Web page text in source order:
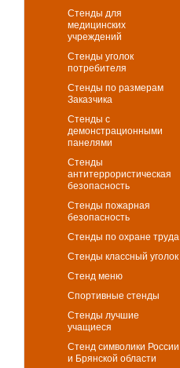
Стенды для
медицинских
учреждений
Стенды уголок
потребителя
Стенды по размерам
Заказчика
Стенды с
демонстрационными
панелями
Стенды
антитеррористическая
безопасность
Стенды пожарная
безопасность
Стенды по охране труда
Стенды классный уголок
Стенд меню
Спортивные стенды
Стенды лучшие
учащиеся
Стенд символики России
и Брянской области